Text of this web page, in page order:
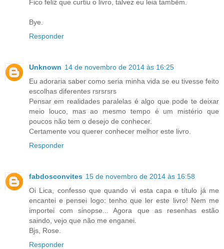
Fico feliz que curtiu o livro, talvez eu leia também.
Bye.
Responder
Unknown 14 de novembro de 2014 às 16:25
Eu adoraria saber como seria minha vida se eu tivesse feito
escolhas diferentes rsrsrsrs
Pensar em realidades paralelas é algo que pode te deixar
meio louco, mas ao mesmo tempo é um mistério que
poucos não tem o desejo de conhecer.
Certamente vou querer conhecer melhor este livro.
Responder
fabdosconvites 15 de novembro de 2014 às 16:58
Oi Lica, confesso que quando vi esta capa e título já me
encantei e pensei logo: tenho que ler este livro! Nem me
importei com sinopse... Agora que as resenhas estão
saindo, vejo que não me enganei.
Bjs, Rose.
Responder